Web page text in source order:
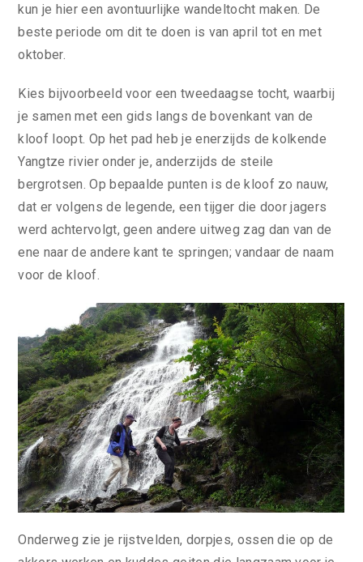
kun je hier een avontuurlijke wandeltocht maken. De
beste periode om dit te doen is van april tot en met
oktober.
Kies bijvoorbeeld voor een tweedaagse tocht, waarbij
je samen met een gids langs de bovenkant van de
kloof loopt. Op het pad heb je enerzijds de kolkende
Yangtze rivier onder je, anderzijds de steile
bergrotsen. Op bepaalde punten is de kloof zo nauw,
dat er volgens de legende, een tijger die door jagers
werd achtervolgt, geen andere uitweg zag dan van de
ene naar de andere kant te springen; vandaar de naam
voor de kloof.
Onderweg zie je rijstvelden, dorpjes, ossen die op de